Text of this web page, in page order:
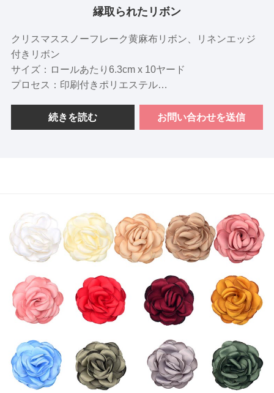
縁取られたリボン
クリスマススノーフレーク黄麻布リボン、リネンエッジ
付きリボン
サイズ：ロールあたり6.3cm x 10ヤード
プロセス：印刷付きポリエステル
使用：Chirtsmasの装飾、DIYクラフト
続きを読む お問い合わせを送信